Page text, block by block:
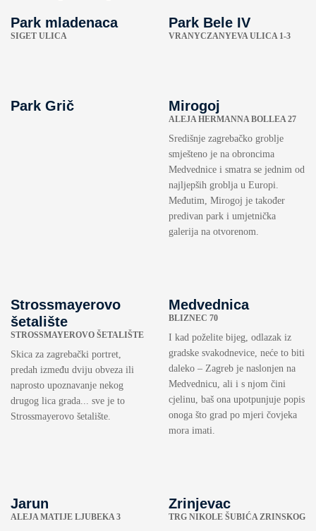
Park mladenaca
SIGET ULICA
Park Bele IV
VRANYCZANYEVA ULICA 1-3
Park Grič Mirogoj
ALEJA HERMANNA BOLLEA 27
Središnje zagrebačko groblje
smješteno je na obroncima
Medvednice i smatra se jednim od
najljepših groblja u Europi.
Međutim, Mirogoj je također
predivan park i umjetnička
galerija na otvorenom.
Strossmayerovo
šetalište
STROSSMAYEROVO ŠETALIŠTE
Skica za zagrebački portret,
predah između dviju obveza ili
naprosto upoznavanje nekog
drugog lica grada... sve je to
Strossmayerovo šetalište.
Medvednica
BLIZNEC 70
I kad poželite bijeg, odlazak iz
gradske svakodnevice, neće to biti
daleko – Zagreb je naslonjen na
Medvednicu, ali i s njom čini
cjelinu, baš ona upotpunjuje popis
onoga što grad po mjeri čovjeka
mora imati.
Jarun
ALEJA MATIJE LJUBEKA 3
Zrinjevac
TRG NIKOLE ŠUBIĆA ZRINSKOG